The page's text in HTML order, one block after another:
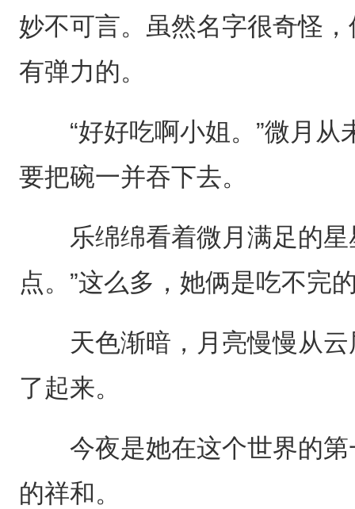
妙不可言。虽然名字很奇怪
有弹力的。
“好好吃啊小姐。”微月从
要把碗一并吞下去。
乐绵绵看着微月满足的星
点。”这么多，她俩是吃不完
天色渐暗，月亮慢慢从云
了起来。
今夜是她在这个世界的第
的祥和。